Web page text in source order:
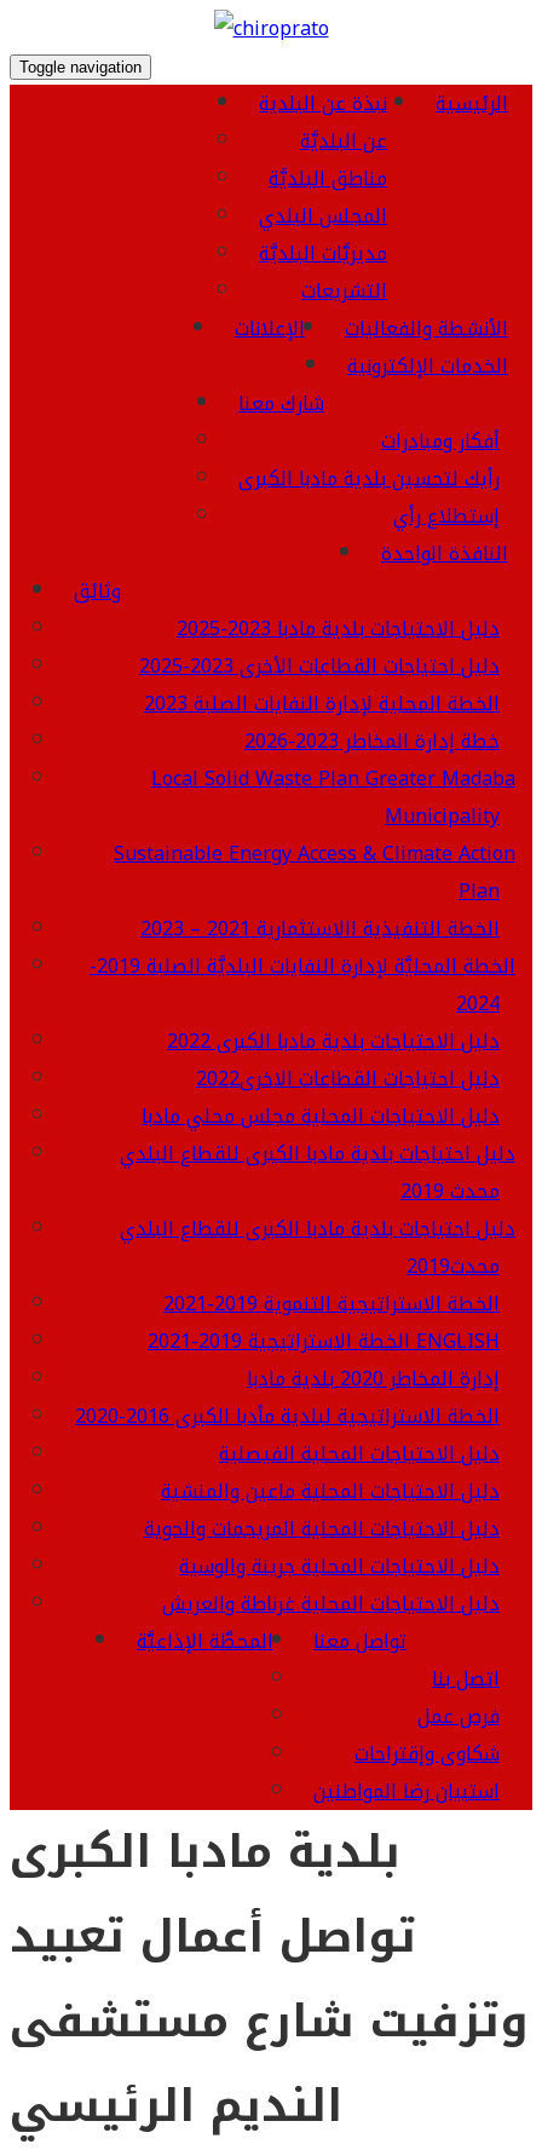
Toggle navigation
الرئيسية
نبذة عن البلدية
عن البلديَّة
مناطق البلديَّة
المجلس البلدي
مديريَّات البلديَّة
التشريعات
الأنشطة والفعاليات
الإعلانات
الخدمات الإلكترونية
شارك معنا
أفكار ومبادرات
رأيك لتحسين بلدية مادبا الكبرى
إستطلاع رأي
النافذة الواحدة
وثائق
دليل الاحتياجات بلدية مادبا 2023-2025
دليل احتياجات القطاعات الأخرى 2023-2025
الخطة المحلية لإدارة النفايات الصلبة 2023
خطة إدارة المخاطر 2023-2026
Local Solid Waste Plan Greater Madaba
Municipality
Sustainable Energy Access & Climate Action
Plan
الخطة التنفيذية االاستثمارية 2021 – 2023
الخطة المحليَّة لإدارة النفايات البلديَّة الصلبة 2019-
2024
دليل الاحتياجات بلدية مادبا الكبرى 2022
دليل احتياجات القطاعات الاخرى2022
دليل الاحتياجات المحلية مجلس محلي مادبا
دليل احتياجات بلدية مادبا الكبرى للقطاع البلدي
محدث 2019
دليل احتياجات بلدية مادبا الكبرى للقطاع البلدي
محدث2019
الخطة الاستراتيجية التنموية 2019-2021
الخطة الاستراتيجية 2019-2021 ENGLISH
إدارة المخاطر 2020 بلدية مادبا
الخطة الاستراتيجية لبلدية مأدبا الكبرى 2016-2020
دليل الاحتياجات المحلية الفيصلية
دليل الاحتياجات المحلية ماعين والمنشية
دليل الاحتياجات المحلية المريجمات والحوية
دليل الاحتياجات المحلية جرينة والوسية
دليل الاحتياجات المحلية غرناطة والعريش
تواصل معنا
اتصل بنا
فرص عمل
شكاوى وإقتراحات
استبيان رضا المواطنين
المحطَّة الإذاعيَّة
بلدية مادبا الكبرى
تواصل أعمال تعبيد
وتزفيت شارع مستشفى
النديم الرئيسي